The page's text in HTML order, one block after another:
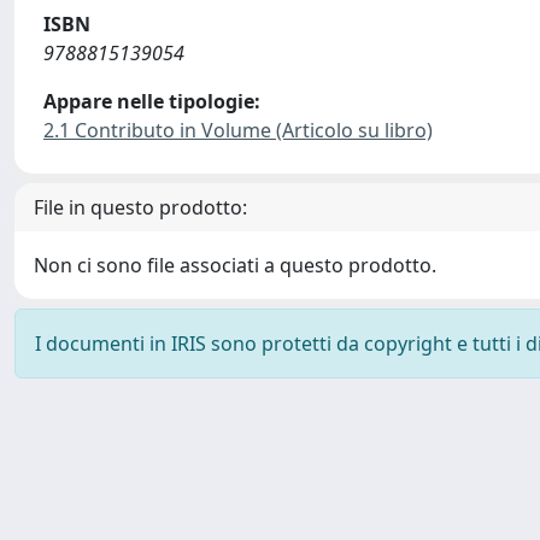
ISBN
9788815139054
Appare nelle tipologie:
2.1 Contributo in Volume (Articolo su libro)
File in questo prodotto:
Non ci sono file associati a questo prodotto.
I documenti in IRIS sono protetti da copyright e tutti i